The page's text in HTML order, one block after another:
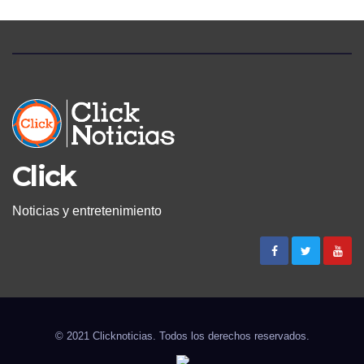
Click
Noticias y entretenimiento
© 2021 Clicknoticias. Todos los derechos reservados.